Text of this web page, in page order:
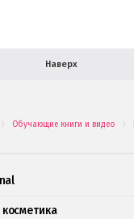
Наверх
. Обучающие книги и видео .